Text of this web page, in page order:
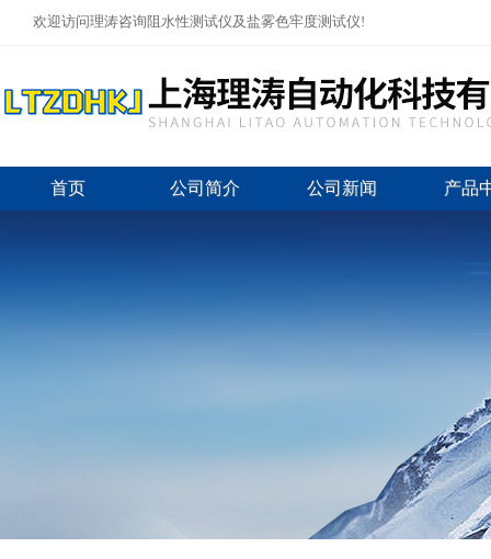
欢迎访问理涛咨询阻水性测试仪及盐雾色牢度测试仪!
首页 公司简介 公司新闻 产品